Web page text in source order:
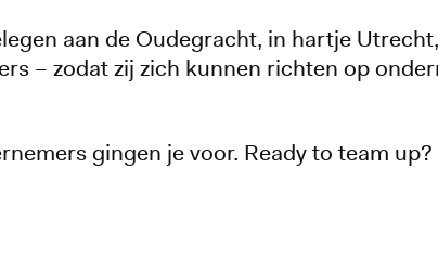
aan de Oudegracht, in hartje
– zodat zij zich kunnen richten op
gingen je voor. Ready to team up?